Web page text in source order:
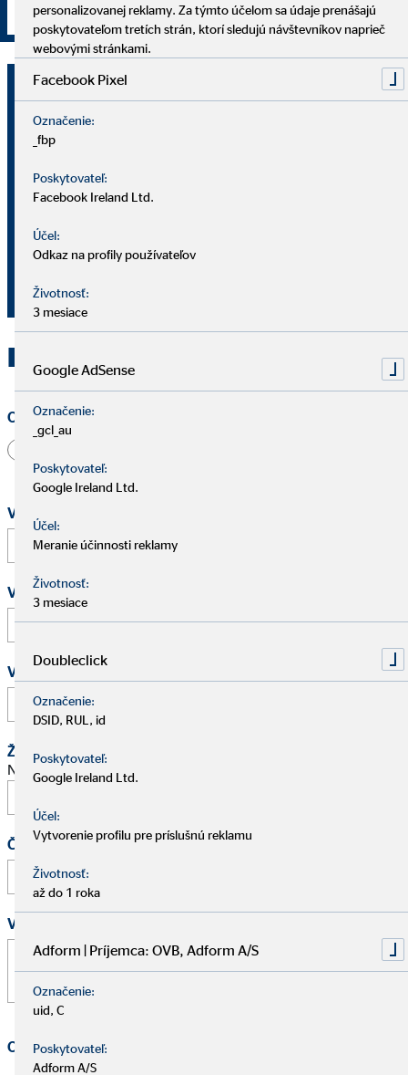
Podať žiadosť
Bc. Michal Šandor
okresný riaditeľ pre OVB Allfinanz
Slovensko a.s.
Námestie M. R. Štefánika 582/29B
0905 597 384
sandormichal@ovbmail.eu
Kontaktujte OVB Myjava
Oslovenie
Vaše meno a priezvisko
Vaša e-mailová adresa
Vaše telefónne číslo
Žiadosť o schôdzku
Navrhnite stretnutie na osobný pohovor.
Čas
Vaša správa
Ochrana osobných údajov
personalizovanej reklamy. Za týmto účelom sa údaje prenášajú
poskytovateľom tretích strán, ktorí sledujú návštevníkov naprieč
webovými stránkami.
Facebook Pixel
Označenie:
_fbp
Poskytovateľ:
Facebook Ireland Ltd.
Účel:
Odkaz na profily používateľov
Životnosť:
3 mesiace
Google AdSense
Označenie:
_gcl_au
Poskytovateľ:
Google Ireland Ltd.
Účel:
Meranie účinnosti reklamy
Životnosť:
3 mesiace
Doubleclick
Označenie:
DSID, RUL, id
Poskytovateľ:
Google Ireland Ltd.
Účel:
Vytvorenie profilu pre príslušnú reklamu
Životnosť:
až do 1 roka
Adform | Príjemca: OVB, Adform A/S
Označenie:
uid, C
Poskytovateľ:
Adform A/S